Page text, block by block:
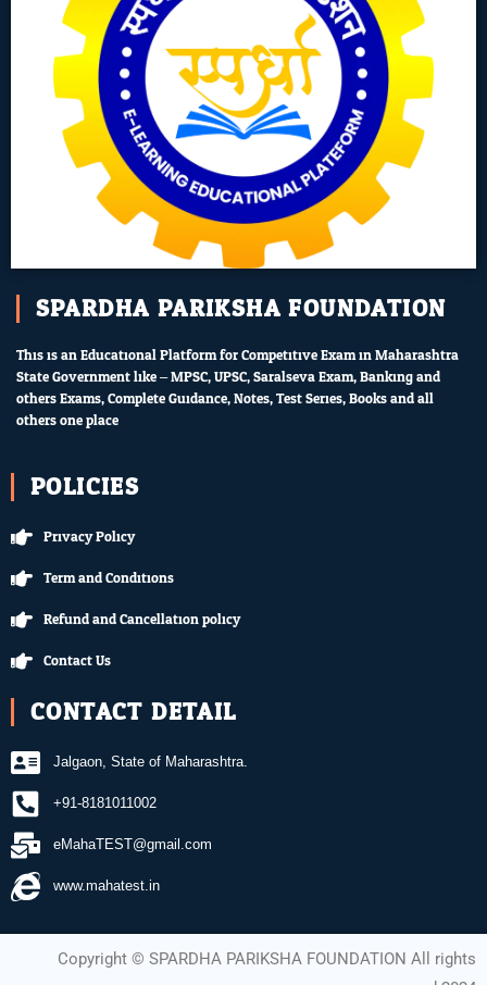
SPARDHA PARIKSHA FOUNDATION
This is an Educational Platform for Competitive Exam in Maharashtra
State Government like – MPSC, UPSC, Saralseva Exam, Banking and
others Exams, Complete Guidance, Notes, Test Series, Books and all
others one place.
POLICIES
Privacy Policy
Term and Conditions
Refund and Cancellation policy
Contact Us
CONTACT DETAIL
Jalgaon, State of Maharashtra.
+91-8181011002
eMahaTEST@gmail.com
www.mahatest.in
Copyright ©️ SPARDHA PARIKSHA FOUNDATION All rights